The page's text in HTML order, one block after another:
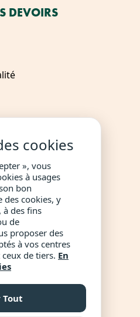
DEVOIRS
cookies
», vous
à usages
bon
des cookies, y
à des fins
de
proposer des
à vos centres
de tiers. En
Tout